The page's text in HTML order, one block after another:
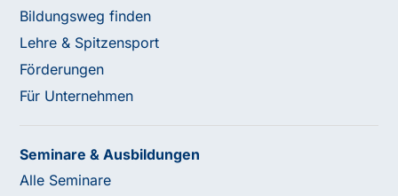
Bildungsweg finden
Lehre & Spitzensport
Förderungen
Für Unternehmen
Seminare & Ausbildungen
Alle Seminare